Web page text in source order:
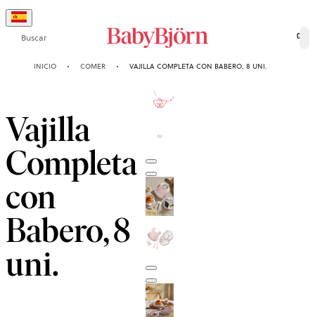
Buscar 0
INICIO COMER VAJILLA COMPLETA CON BABERO, 8 UNI.
Vajilla
Completa
con
Babero, 8
uni.
DE GARANTÍA